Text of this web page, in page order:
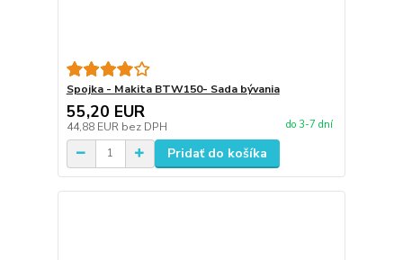
Spojka - Makita BTW150- Sada bývania
55,20 EUR
44,88 EUR bez DPH do 3-7 dní
Pridať do košíka